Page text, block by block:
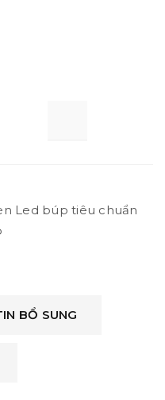
Led búp tiêu chuẩn
BỔ SUNG